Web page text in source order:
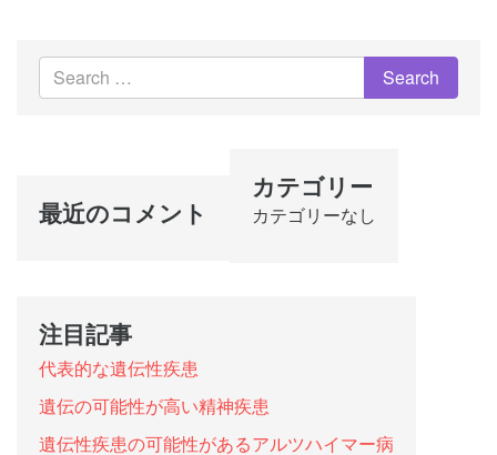
最近のコメント
カテゴリー
カテゴリーなし
注目記事
代表的な遺伝性疾患
遺伝の可能性が高い精神疾患
遺伝性疾患の可能性があるアルツハイマー病